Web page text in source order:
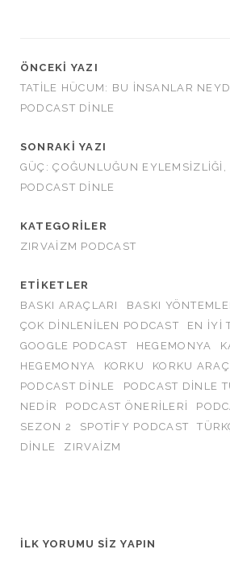
ÖNCEKI YAZI
TATİLE HÜCUM: BU İNSANLAR
PODCAST DINLE
SONRAKI YAZI
GÜÇ: ÇOĞUNLUĞUN
PODCAST DINLE
KATEGORILER
ZIRVAIZM PODCAST
ETIKETLER
BASKI ARAÇLARI
BASKI
ÇOK DINLENILEN PODCAST
EN IYI
GOOGLE PODCAST
HEGEMONYA
HEGEMONYA
KORKU KORKU
PODCAST DINLE
PODCAST DINLE
NEDIR
PODCAST ÖNERILERI
SEZON 2
SPOTIFY PODCAST
DINLE
ZIRVAIZM
İLK YORUMU SIZ YAPIN